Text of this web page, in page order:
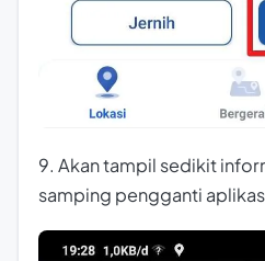
9. Akan tampil sedikit
samping pengganti